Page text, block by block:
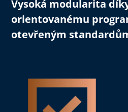
Vysoká modularita
orientovanému
otevřeným